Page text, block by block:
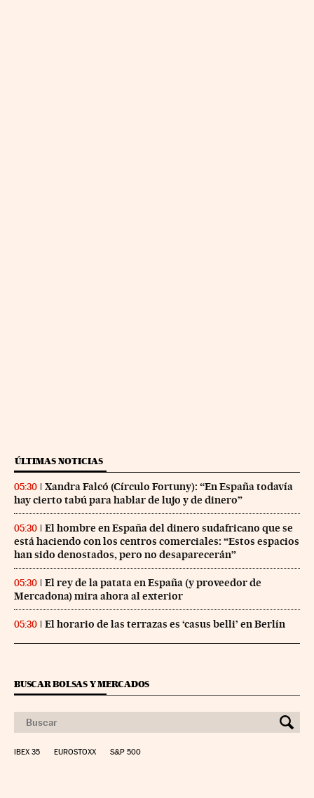
ÚLTIMAS NOTICIAS
05:30
Xandra Falcó (Círculo Fortuny): “En España todavía
hay cierto tabú para hablar de lujo y de dinero”
05:30
El hombre en España del dinero sudafricano que se
está haciendo con los centros comerciales: “Estos espacios
han sido denostados, pero no desaparecerán”
05:30
El rey de la patata en España (y proveedor de
Mercadona) mira ahora al exterior
05:30 El horario de las terrazas es ‘casus belli’ en Berlín
BUSCAR BOLSAS Y MERCADOS
IBEX 35 EUROSTOXX S&P 500